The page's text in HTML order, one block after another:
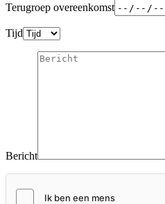
Terugroep overeenkomst
Tijd
Bericht